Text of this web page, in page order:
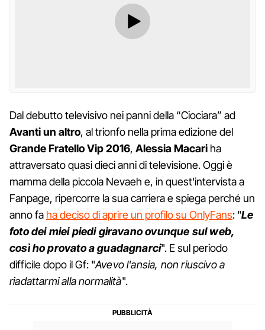
Dal debutto televisivo nei panni della “Ciociara” ad
Avanti un altro, al trionfo nella prima edizione del
Grande Fratello Vip 2016, Alessia Macari ha
attraversato quasi dieci anni di televisione. Oggi è
mamma della piccola Nevaeh e, in quest'intervista a
Fanpage, ripercorre la sua carriera e spiega perché un
anno fa ha deciso di aprire un profilo su OnlyFans: "Le
foto dei miei piedi giravano ovunque sul web,
così ho provato a guadagnarci". E sul periodo
difficile dopo il Gf: "Avevo l'ansia, non riuscivo a
riadattarmi alla normalità".